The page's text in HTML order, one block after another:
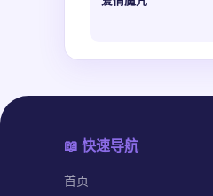
📖 快速导航
首页